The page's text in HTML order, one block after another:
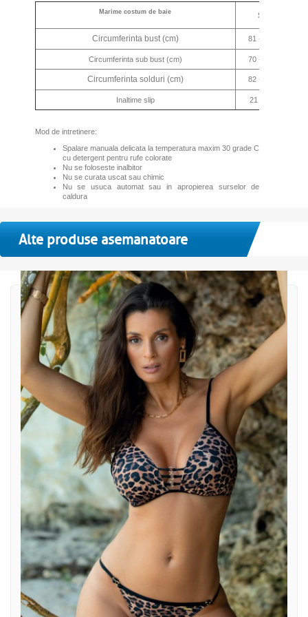
Marime costum de baie S
Circumferinta bust (cm) 81 - 83
Circumferinta sub bust (cm) 70 - 75
Circumferinta solduri (cm) 82 - 88
Inaltime slip 21 cm
Mod de intretinere:
Spalare manuala delicata la temperatura maxim 30 grade C
cu detergent pentru rufe colorate
Nu se foloseste inalbitor
Nu se curata uscat sau chimic
Nu se usuca automat sau in apropierea surselor de
caldura
Alte produse asemanatoare